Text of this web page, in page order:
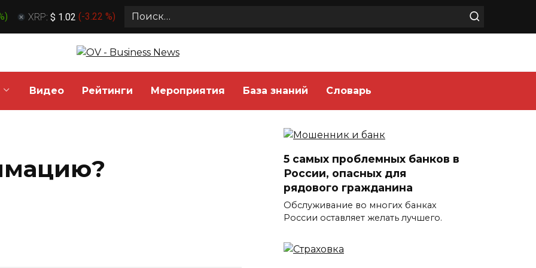
) XRP: $ 1.02 (-3.22 %)
Search
Видео Рейтинги Мероприятия База знаний Словарь
5 самых проблемных банков в
России, опасных для
рядового гражданина
Обслуживание во многих банках
России оставляет желать лучшего.